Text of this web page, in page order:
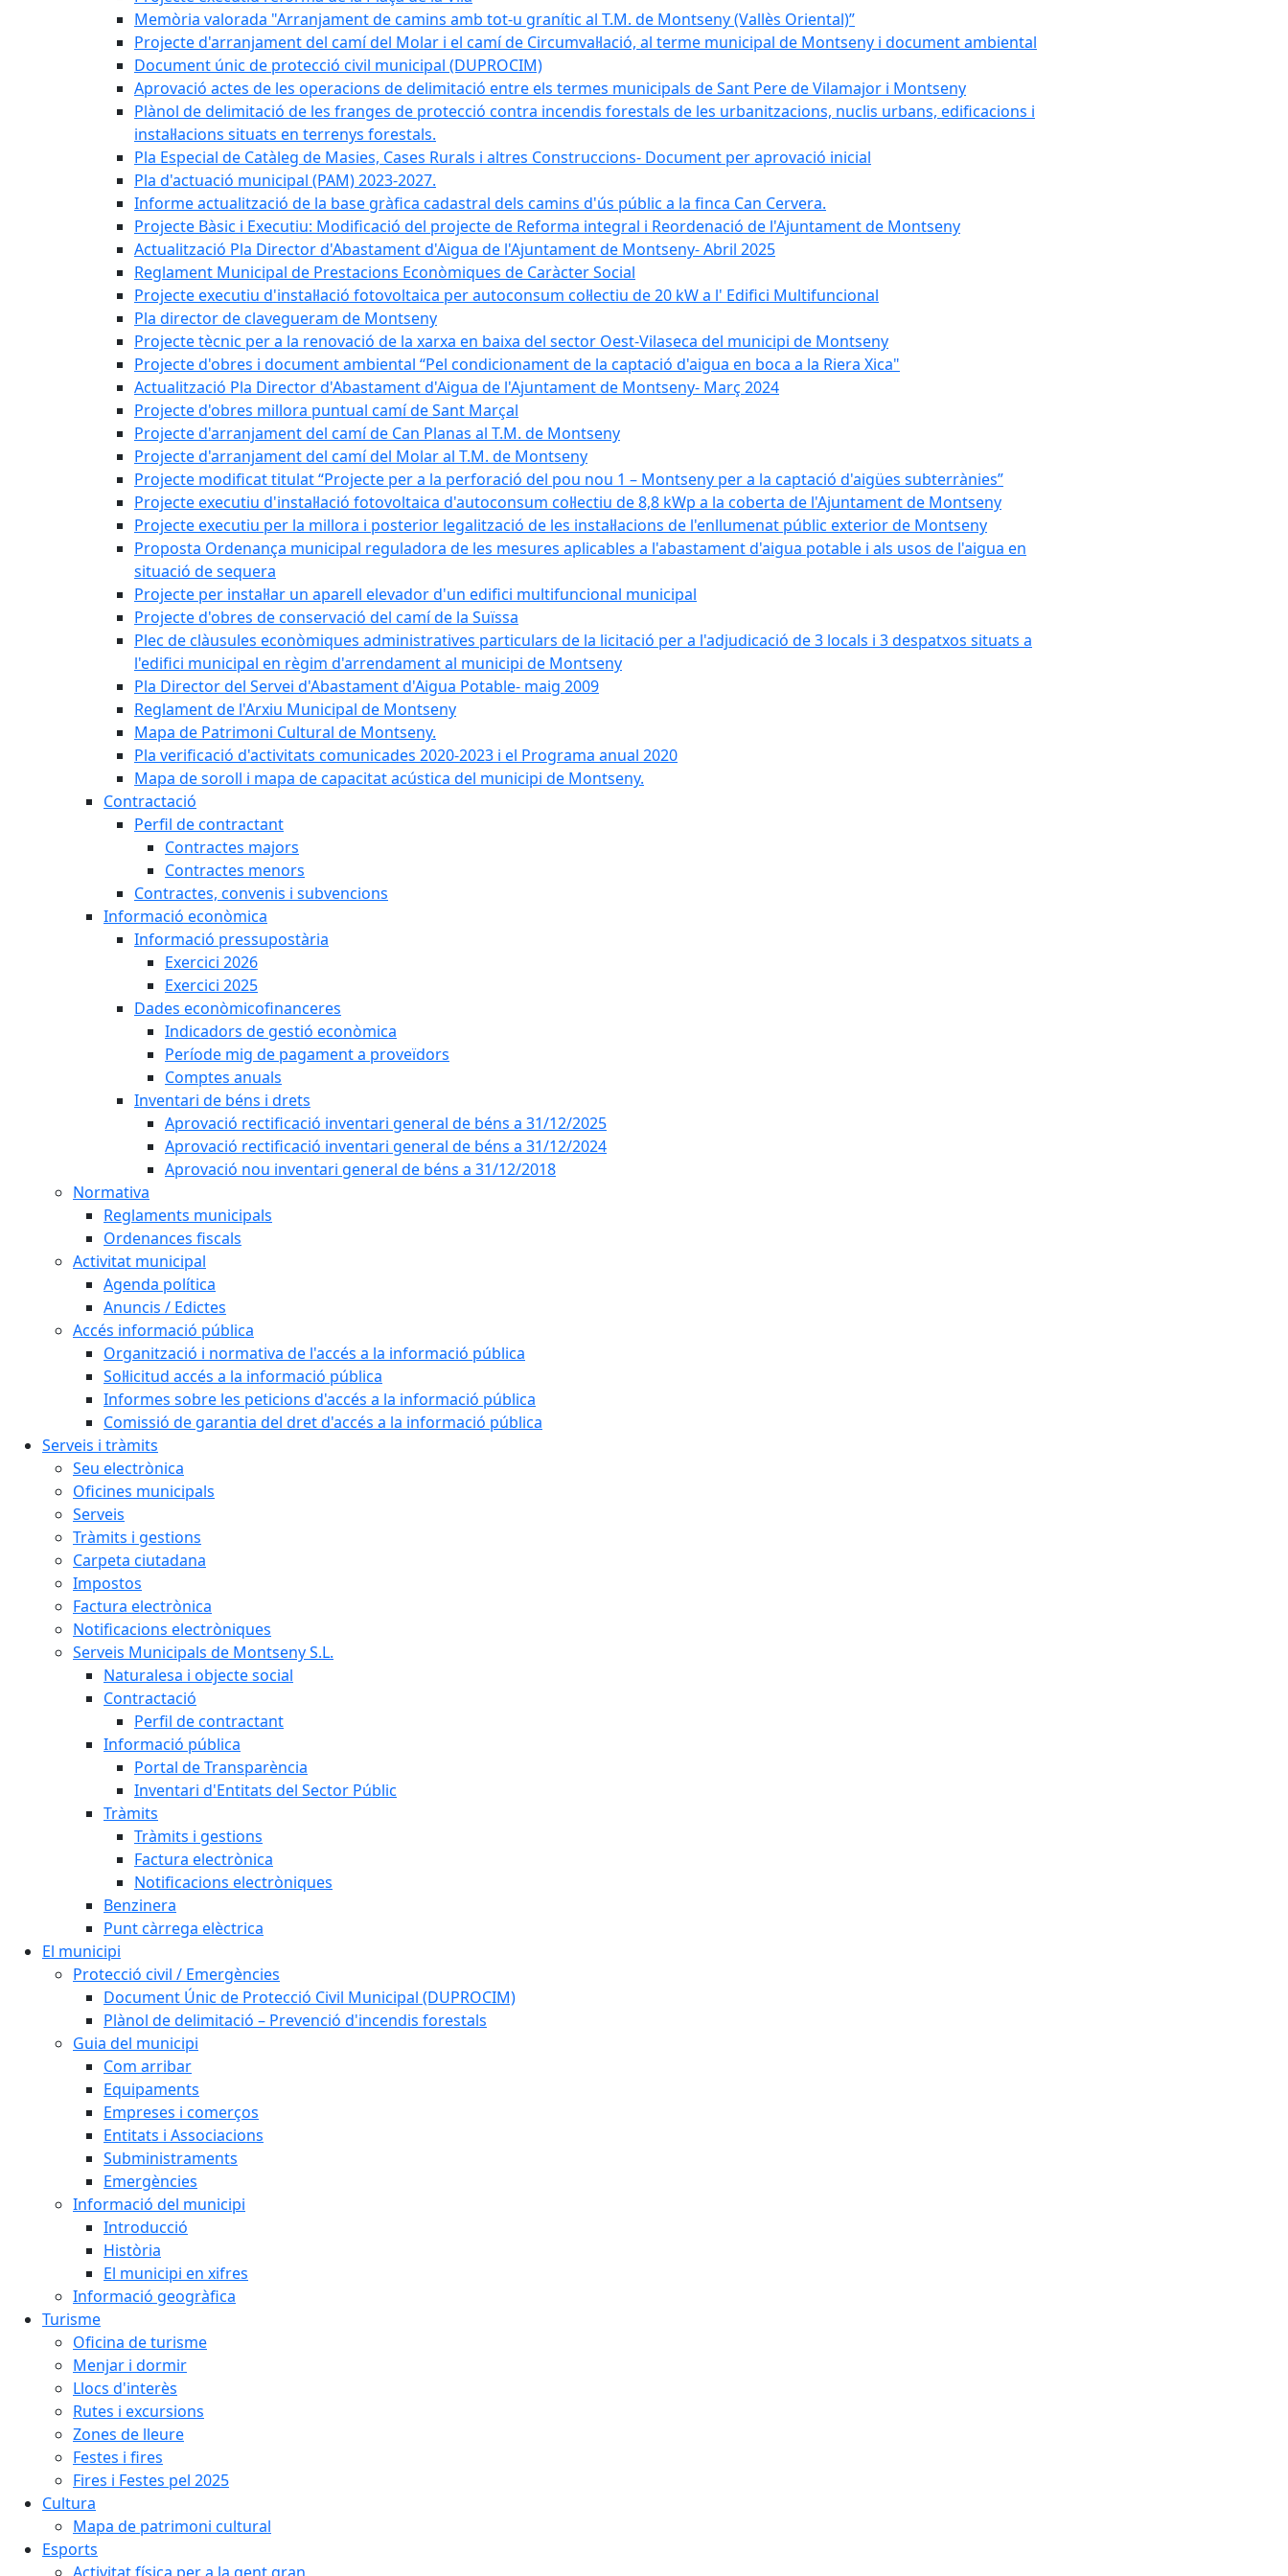
Memòria valorada "Arranjament de camins amb tot-u granític al T.M. de Montseny (Vallès Oriental)”
Projecte d'arranjament del camí del Molar i el camí de Circumval·lació, al terme municipal de Montseny i document ambiental
Document únic de protecció civil municipal (DUPROCIM)
Aprovació actes de les operacions de delimitació entre els termes municipals de Sant Pere de Vilamajor i Montseny
Plànol de delimitació de les franges de protecció contra incendis forestals de les urbanitzacions, nuclis urbans, edificacions i
instal·lacions situats en terrenys forestals.
Pla Especial de Catàleg de Masies, Cases Rurals i altres Construccions- Document per aprovació inicial
Pla d'actuació municipal (PAM) 2023-2027.
Informe actualització de la base gràfica cadastral dels camins d'ús públic a la finca Can Cervera.
Projecte Bàsic i Executiu: Modificació del projecte de Reforma integral i Reordenació de l'Ajuntament de Montseny
Actualització Pla Director d'Abastament d'Aigua de l'Ajuntament de Montseny- Abril 2025
Reglament Municipal de Prestacions Econòmiques de Caràcter Social
Projecte executiu d'instal·lació fotovoltaica per autoconsum col·lectiu de 20 kW a l' Edifici Multifuncional
Pla director de clavegueram de Montseny
Projecte tècnic per a la renovació de la xarxa en baixa del sector Oest-Vilaseca del municipi de Montseny
Projecte d'obres i document ambiental “Pel condicionament de la captació d'aigua en boca a la Riera Xica"
Actualització Pla Director d'Abastament d'Aigua de l'Ajuntament de Montseny- Març 2024
Projecte d'obres millora puntual camí de Sant Marçal
Projecte d'arranjament del camí de Can Planas al T.M. de Montseny
Projecte d'arranjament del camí del Molar al T.M. de Montseny
Projecte modificat titulat “Projecte per a la perforació del pou nou 1 – Montseny per a la captació d'aigües subterrànies”
Projecte executiu d'instal·lació fotovoltaica d'autoconsum col·lectiu de 8,8 kWp a la coberta de l'Ajuntament de Montseny
Projecte executiu per la millora i posterior legalització de les instal·lacions de l'enllumenat públic exterior de Montseny
Proposta Ordenança municipal reguladora de les mesures aplicables a l'abastament d'aigua potable i als usos de l'aigua en
situació de sequera
Projecte per instal·lar un aparell elevador d'un edifici multifuncional municipal
Projecte d'obres de conservació del camí de la Suïssa
Plec de clàusules econòmiques administratives particulars de la licitació per a l'adjudicació de 3 locals i 3 despatxos situats a
l'edifici municipal en règim d'arrendament al municipi de Montseny
Pla Director del Servei d'Abastament d'Aigua Potable- maig 2009
Reglament de l'Arxiu Municipal de Montseny
Mapa de Patrimoni Cultural de Montseny.
Pla verificació d'activitats comunicades 2020-2023 i el Programa anual 2020
Mapa de soroll i mapa de capacitat acústica del municipi de Montseny.
Contractació
Perfil de contractant
Contractes majors
Contractes menors
Contractes, convenis i subvencions
Informació econòmica
Informació pressupostària
Exercici 2026
Exercici 2025
Dades econòmicofinanceres
Indicadors de gestió econòmica
Període mig de pagament a proveïdors
Comptes anuals
Inventari de béns i drets
Aprovació rectificació inventari general de béns a 31/12/2025
Aprovació rectificació inventari general de béns a 31/12/2024
Aprovació nou inventari general de béns a 31/12/2018
Normativa
Reglaments municipals
Ordenances fiscals
Activitat municipal
Agenda política
Anuncis / Edictes
Accés informació pública
Organització i normativa de l'accés a la informació pública
Sol·licitud accés a la informació pública
Informes sobre les peticions d'accés a la informació pública
Comissió de garantia del dret d'accés a la informació pública
Serveis i tràmits
Seu electrònica
Oficines municipals
Serveis
Tràmits i gestions
Carpeta ciutadana
Impostos
Factura electrònica
Notificacions electròniques
Serveis Municipals de Montseny S.L.
Naturalesa i objecte social
Contractació
Perfil de contractant
Informació pública
Portal de Transparència
Inventari d'Entitats del Sector Públic
Tràmits
Tràmits i gestions
Factura electrònica
Notificacions electròniques
Benzinera
Punt càrrega elèctrica
El municipi
Protecció civil / Emergències
Document Únic de Protecció Civil Municipal (DUPROCIM)
Plànol de delimitació – Prevenció d'incendis forestals
Guia del municipi
Com arribar
Equipaments
Empreses i comerços
Entitats i Associacions
Subministraments
Emergències
Informació del municipi
Introducció
Història
El municipi en xifres
Informació geogràfica
Turisme
Oficina de turisme
Menjar i dormir
Llocs d'interès
Rutes i excursions
Zones de lleure
Festes i fires
Fires i Festes pel 2025
Cultura
Mapa de patrimoni cultural
Esports